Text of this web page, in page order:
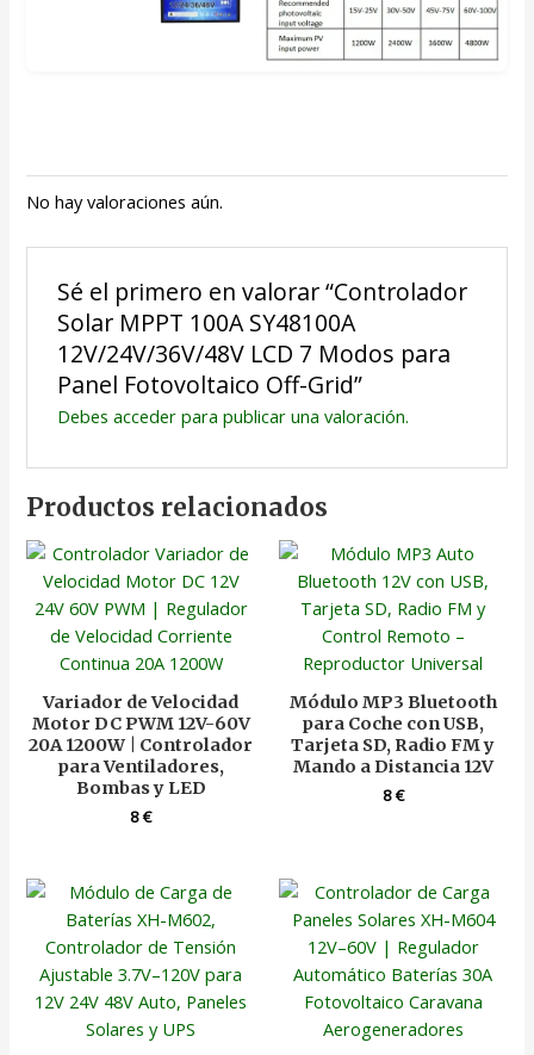
No hay valoraciones aún.
Sé el primero en valorar “Controlador
Solar MPPT 100A SY48100A
12V/24V/36V/48V LCD 7 Modos para
Panel Fotovoltaico Off-Grid”
Debes accederpara publicar una valoración.
Productos relacionados
Variador de Velocidad
Motor DC PWM 12V-60V
20A 1200W | Controlador
para Ventiladores,
Bombas y LED
8€
Módulo MP3 Bluetooth
para Coche con USB,
Tarjeta SD, Radio FM y
Mando a Distancia 12V
8€